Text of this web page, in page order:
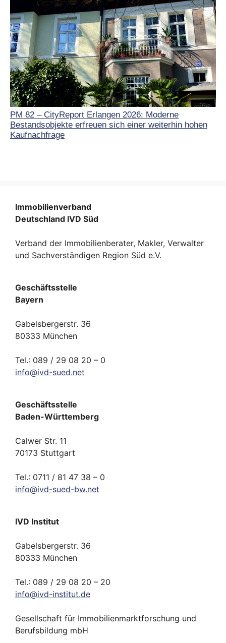
PM 82 – CityReport Erlangen 2026: Moderne
Bestandsobjekte erfreuen sich einer weiterhin hohen
Kaufnachfrage
Immobilienverband
Deutschland IVD Süd
Verband der Immobilienberater, Makler, Verwalter
und Sachverständigen Region Süd e.V.
Geschäftsstelle
Bayern
Gabelsbergerstr. 36
80333 München
Tel.: 089 / 29 08 20 – 0
info@ivd-sued.net
Geschäftsstelle
Baden-Württemberg
Calwer Str. 11
70173 Stuttgart
Tel.: 0711 / 81 47 38 – 0
info@ivd-sued-bw.net
IVD Institut
Gabelsbergerstr. 36
80333 München
Tel.: 089 / 29 08 20 – 20
info@ivd-institut.de
Gesellschaft für Immobilienmarktforschung und
Berufsbildung mbH